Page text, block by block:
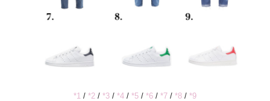
*1 / *2/ *3/ *4/ *5/ *6/ *7/ *8/ *9